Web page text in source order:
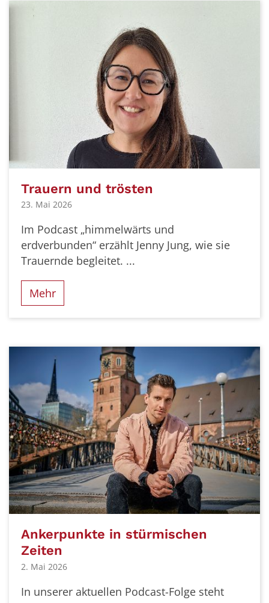
Trauern und trösten
23. Mai 2026
Im Podcast „himmelwärts und
erdverbunden“ erzählt Jenny Jung, wie sie
Trauernde begleitet. ...
Mehr
Ankerpunkte in stürmischen
Zeiten
2. Mai 2026
In unserer aktuellen Podcast-Folge steht